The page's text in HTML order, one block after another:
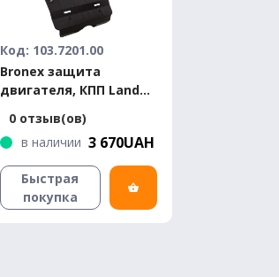
Код: 103.7201.00
Bronex защита
двигателя, КПП Land
2011-2014 Standard
0 отзыв(ов)
в наличии 3 670UAH
Быстрая
покупка